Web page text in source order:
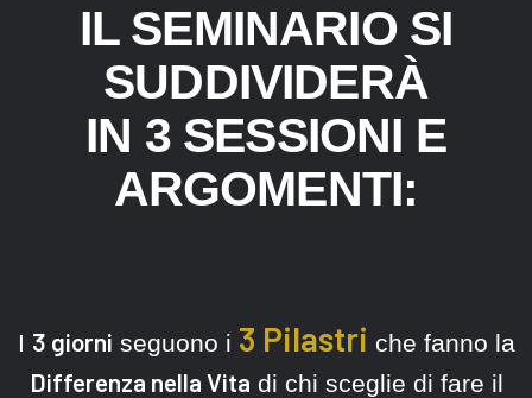
IL SEMINARIO SI
SUDDIVIDERÀ
IN 3 SESSIONI E
ARGOMENTI:
I 3 giorni seguono i 3 Pilastri che fanno la
Differenza nella Vita di chi sceglie di fare il